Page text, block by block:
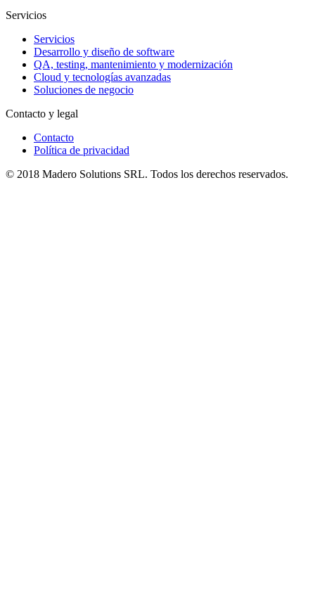
Servicios
Servicios
Desarrollo y diseño de software
QA, testing, mantenimiento y modernización
Cloud y tecnologías avanzadas
Soluciones de negocio
Contacto y legal
Contacto
Política de privacidad
© 2018 Madero Solutions SRL. Todos los derechos reservados.